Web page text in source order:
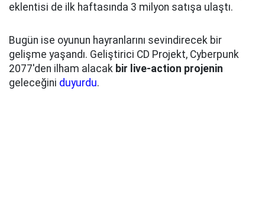
eklentisi de ilk haftasında 3 milyon satışa ulaştı.
Bugün ise oyunun hayranlarını sevindirecek bir
gelişme yaşandı. Geliştirici CD Projekt, Cyberpunk
2077'den ilham alacak bir live-action projenin
geleceğini duyurdu.